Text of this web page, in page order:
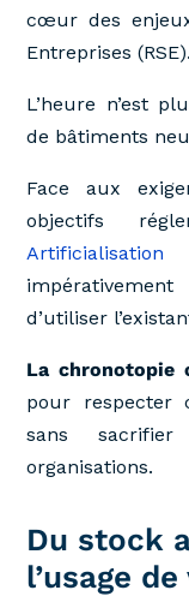
cœur des
Entreprises (RSE).
L’heure n’est
de bâtiments
Face aux
objectifs
d’utiliser
La chronotopie
pour respecter
sans
organisations.
Du stock
l’usage